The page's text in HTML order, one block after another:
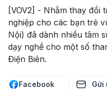
[VOV2] - Nhằm thay đổi
nghiệp cho các bạn trẻ
Nội) đã dành nhiều tâm
dạy nghề cho một số
Điện Biên.
Facebook Gửi